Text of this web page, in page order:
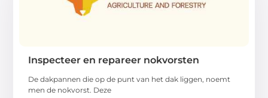
Inspecteer en repareer nokvorsten
De dakpannen die op de punt van het dak liggen, noemt
men de nokvorst. Deze